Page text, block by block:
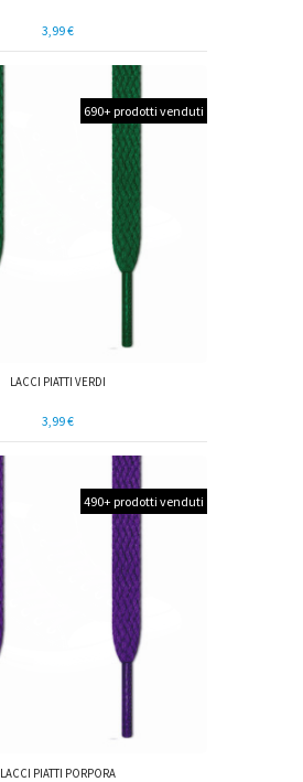
3,99 €
690+ prodotti venduti
LACCI PIATTI VERDI
3,99 €
490+ prodotti venduti
LACCI PIATTI PORPORA